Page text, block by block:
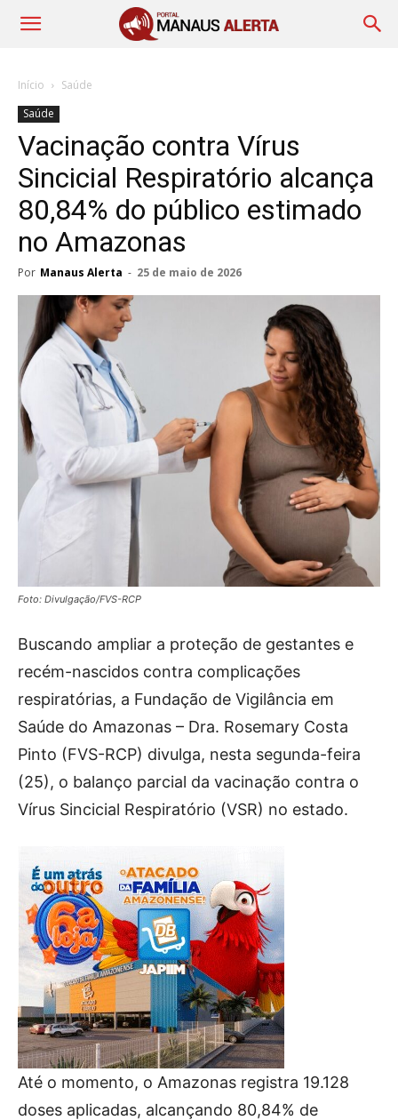
Início
Saúde
Saúde
Vacinação contra Vírus
Sincicial Respiratório alcança
80,84% do público estimado
no Amazonas
Por Manaus Alerta - 25 de maio de 2026
Foto: Divulgação/FVS-RCP
Buscando ampliar a proteção de gestantes e
recém-nascidos contra complicações
respiratórias, a Fundação de Vigilância em
Saúde do Amazonas – Dra. Rosemary Costa
Pinto (FVS-RCP) divulga, nesta segunda-feira
(25), o balanço parcial da vacinação contra o
Vírus Sincicial Respiratório (VSR) no estado.
Até o momento, o Amazonas registra 19.128
doses aplicadas, alcançando 80,84% de